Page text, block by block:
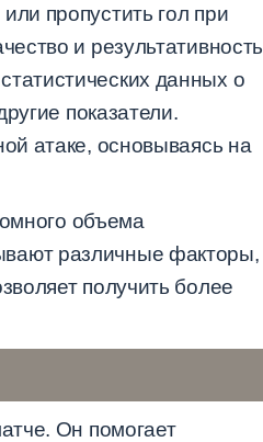
пропустить гол при
и результативность
данных о
показатели.
атаке, основываясь на
объема
различные факторы,
получить более
Он помогает